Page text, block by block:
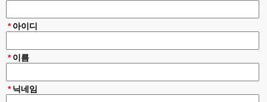
* 아이디
* 이름
* 닉네임